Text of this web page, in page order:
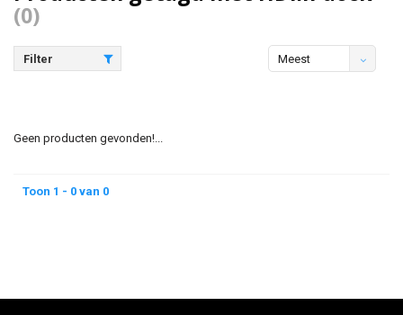
(0)
Filter
Meest
Geen producten gevonden!...
Toon 1 - 0 van 0